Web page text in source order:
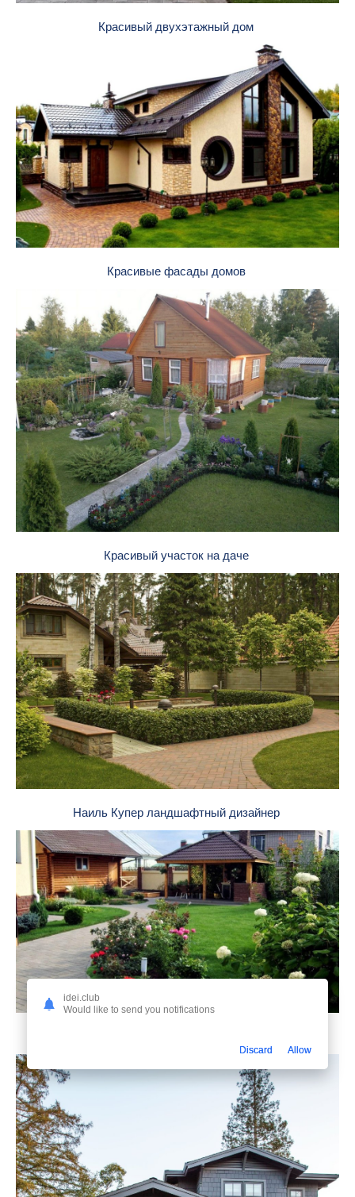
Красивый двухэтажный дом
Красивые фасады домов
Красивый участок на даче
Наиль Купер ландшафтный дизайнер
idei.club
Would like to send you notifications
Discard Allow